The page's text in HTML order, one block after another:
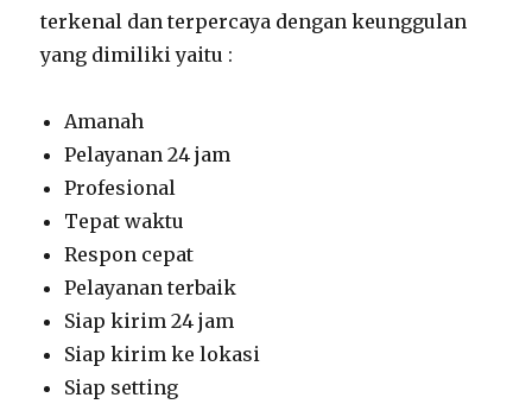
terkenal dan terpercaya dengan keunggulan
yang dimiliki yaitu :
Amanah
Pelayanan 24 jam
Profesional
Tepat waktu
Respon cepat
Pelayanan terbaik
Siap kirim 24 jam
Siap kirim ke lokasi
Siap setting